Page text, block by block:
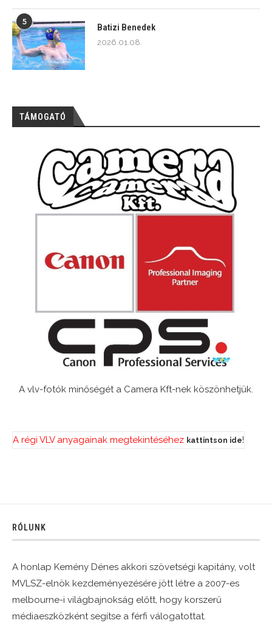
5
Batizi Benedek
2026.01.08.
TÁMOGATÓ
A vlv-fotók minőségét a Camera Kft-nek köszönhetjük.
A régi VLV anyagainak megtekintéséhez kattintson ide!
RÓLUNK
A honlap Kemény Dénes akkori szövetségi kapitány, volt
MVLSZ-elnök kezdeményezésére jött létre a 2007-es
melbourne-i világbajnokság előtt, hogy korszerű
médiaeszközként segítse a férfi válogatottat.